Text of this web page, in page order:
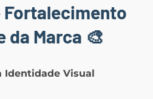
Fortalecimento
da Marca 🎨
Identidade Visual